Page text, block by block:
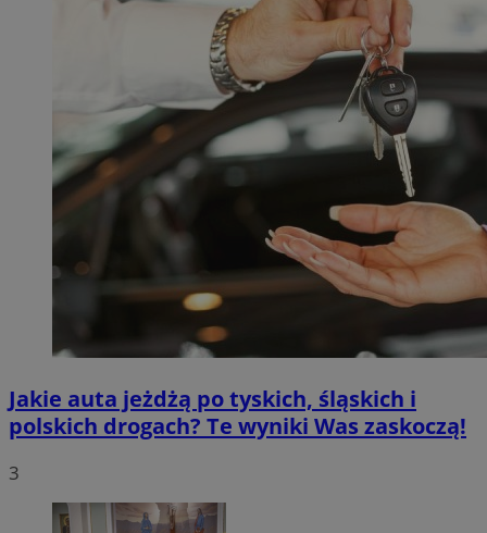
Jakie auta jeżdżą po tyskich, śląskich i
polskich drogach? Te wyniki Was zaskoczą!
3